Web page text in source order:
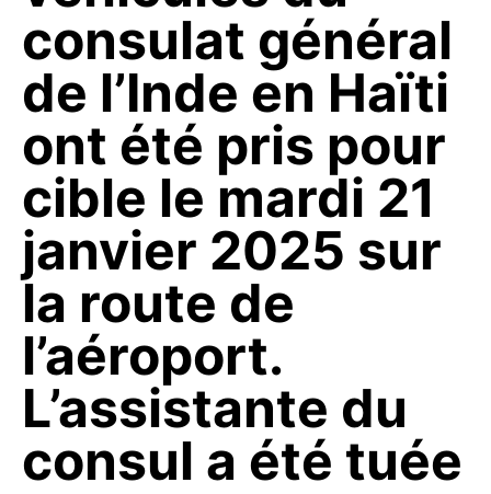
consulat général
de l’Inde en Haïti
ont été pris pour
cible le mardi 21
janvier 2025 sur
la route de
l’aéroport.
L’assistante du
consul a été tuée